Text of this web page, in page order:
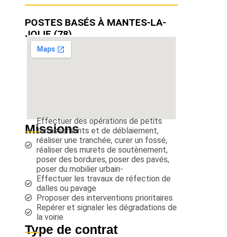
POSTES BASÉS À MANTES-LA-
JOLIE (78)
Missions
Effectuer des opérations de petits
terrassements et de déblaiement,
réaliser une tranchée, curer un fossé,
réaliser des murets de soutènement,
poser des bordures, poser des pavés,
poser du mobilier urbain-
Effectuer les travaux de réfection de
dalles ou pavage
Proposer des interventions prioritaires
Repérer et signaler les dégradations de
la voirie
Type de contrat